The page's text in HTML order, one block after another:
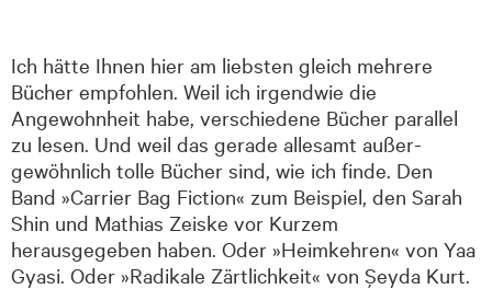
Ich hätte Ihnen hier am liebsten gleich mehrere
Bücher empfohlen. Weil ich irgendwie die
Angewohnheit habe, verschiedene Bücher parallel
zu lesen. Und weil das gerade allesamt außer­
gewöhnlich tolle Bücher sind, wie ich finde. Den
Band »Carrier Bag Fiction« zum Beispiel, den Sarah
Shin und Mathias Zeiske vor Kurzem
herausgegeben haben. Oder »Heimkehren« von Yaa
Gyasi. Oder »Radikale Zärtlichkeit« von Şeyda Kurt.